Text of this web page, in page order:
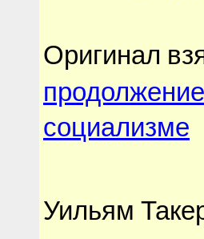
Оригинал
социализме
Уильям